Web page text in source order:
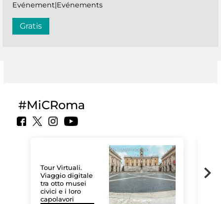
Evénement|Evénements
Gratis
#MiCRoma
Tour Virtuali.
Viaggio digitale
tra otto musei
civici e i loro
capolavori